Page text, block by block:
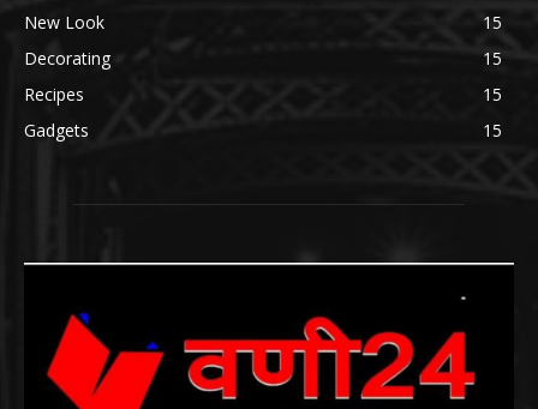
New Look
15
Decorating
15
Recipes
15
Gadgets
15